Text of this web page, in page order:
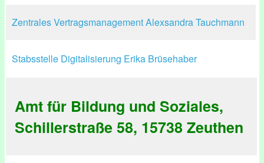
Zentrales Vertragsmanagement Alexsandra Tauchmann
Stabsstelle Digitalisierung Erika Brüsehaber
Amt für Bildung und Soziales,
Schillerstraße 58, 15738 Zeuthen